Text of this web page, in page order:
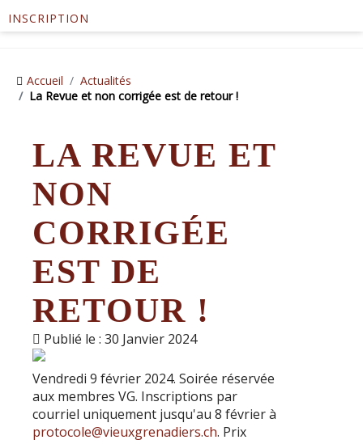
INSCRIPTION
Accueil
Actualités
La Revue et non corrigée est de retour !
LA REVUE ET
NON
CORRIGÉE
EST DE
RETOUR !
Publié le : 30 Janvier 2024
Vendredi 9 février 2024. Soirée réservée
aux membres VG. Inscriptions par
courriel uniquement jusqu'au 8 février à
protocole@vieuxgrenadiers.ch. Prix